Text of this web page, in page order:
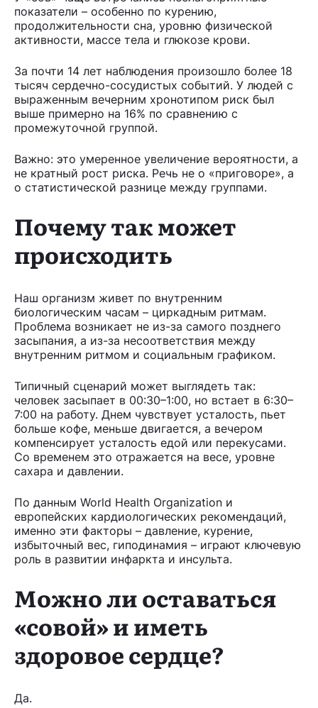
показатели – особенно по курению,
продолжительности сна, уровню физической
активности, массе тела и глюкозе крови.
За почти 14 лет наблюдения произошло более 18
тысяч сердечно-сосудистых событий. У людей с
выраженным вечерним хронотипом риск был
выше примерно на 16% по сравнению с
промежуточной группой.
Важно: это умеренное увеличение вероятности, а
не кратный рост риска. Речь не о «приговоре», а
о статистической разнице между группами.
Почему так может
происходить
Наш организм живет по внутренним
биологическим часам – циркадным ритмам.
Проблема возникает не из-за самого позднего
засыпания, а из-за несоответствия между
внутренним ритмом и социальным графиком.
Типичный сценарий может выглядеть так:
человек засыпает в 00:30–1:00, но встает в 6:30–
7:00 на работу. Днем чувствует усталость, пьет
больше кофе, меньше двигается, а вечером
компенсирует усталость едой или перекусами.
Со временем это отражается на весе, уровне
сахара и давлении.
По данным World Health Organization и
европейских кардиологических рекомендаций,
именно эти факторы – давление, курение,
избыточный вес, гиподинамия – играют ключевую
роль в развитии инфаркта и инсульта.
Можно ли оставаться
«совой» и иметь
здоровое сердце?
Да.